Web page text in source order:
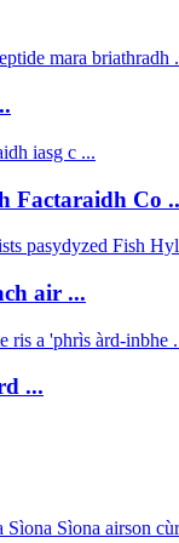
Factaraidh Co
air ...
...